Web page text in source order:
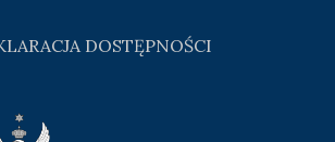
DOSTĘPNOŚCI